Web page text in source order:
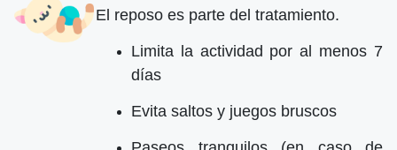
El reposo es parte del tratamiento.
Limita la actividad por al menos 7
días
Evita saltos y juegos bruscos